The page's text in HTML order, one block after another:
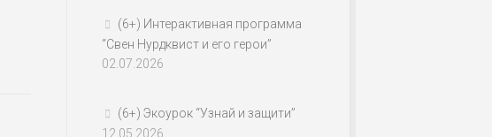
(6+) Интерактивная программа
“Свен Нурдквист и его герои”
02.07.2026
(6+) Экоурок “Узнай и защити”
12.05.2026